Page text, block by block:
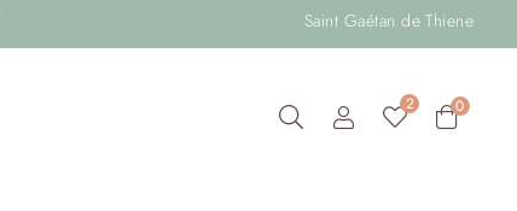
Saint Gaétan de Thiene
2 0